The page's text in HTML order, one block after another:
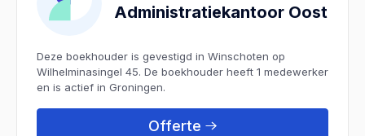
Administratiekantoor Oost
Deze boekhouder is gevestigd in Winschoten op
Wilhelminasingel 45. De boekhouder heeft 1 medewerker
en is actief in Groningen.
Offerte